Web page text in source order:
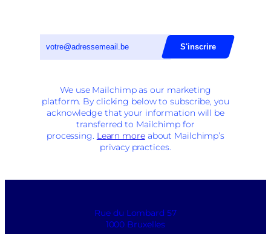
We use Mailchimp as our marketing
platform. By clicking below to subscribe, you
acknowledge that your information will be
transferred to Mailchimp for
processing. Learn moreabout Mailchimp’s
privacy practices.
Rue du Lombard 57
1000 Bruxelles